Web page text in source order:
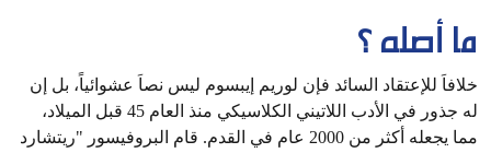
ما أصله ؟
خلافاَ للإعتقاد السائد فإن لوريم إيبسوم ليس نصاَ عشوائياً، بل إن
له جذور في الأدب اللاتيني الكلاسيكي منذ العام 45 قبل الميلاد،
مما يجعله أكثر من 2000 عام في القدم. قام البروفيسور "ريتشارد